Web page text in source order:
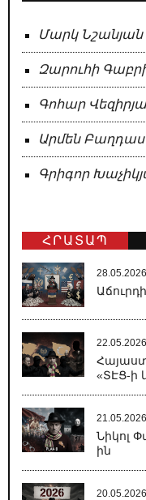
Մարկ Նշանյան
Զարուհի
Գոհար
Արմեն
Գրիգոր
ՀՐԱՏԱՊ
28.05.2026
22.05.2026
«ՏԷՑ-ի
21.05.2026
Նիկոլ
ին
20.05.2026